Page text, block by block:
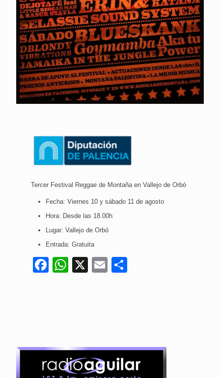
Tercer Festival Reggae de Montaña en Vallejo de Orbó
Fecha: Viernes 10 y sábado 11 de agosto
Hora: Desde las 18.00h
Lugar: Vallejo de Orbó
Entrada: Gratuita
Facebook
WhatsApp
X Email